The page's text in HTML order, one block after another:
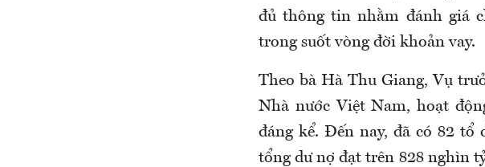
đủ thông tin nhằm đánh giá
trong suốt vòng đời khoản vay.
Theo bà Hà Thu Giang, Vụ
Nhà nước Việt Nam, hoạt
đáng kể. Đến nay, đã có 82
tổng dư nợ đạt trên 828 nghìn